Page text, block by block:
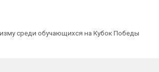
среди обучающихся на Кубок Победы